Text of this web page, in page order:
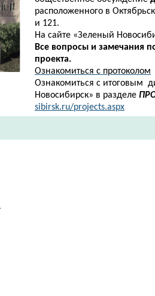
расположенного в
и 121.
На сайте «Зеленый
Все вопросы и замечания
проекта.
Ознакомиться с протоколом
​​Ознакомиться с итоговым
Новосибирск» в разделе
sibirsk.ru/projects.aspx